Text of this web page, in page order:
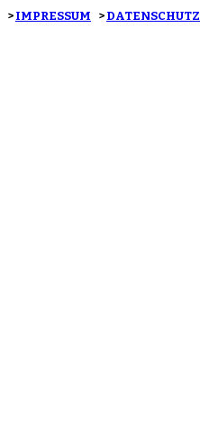
> IMPRESSUM > DATENSCHUTZ